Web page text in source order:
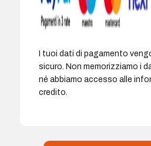
I tuoi dati di pagamento
sicuro. Non memorizziamo i
né abbiamo accesso alle
credito.